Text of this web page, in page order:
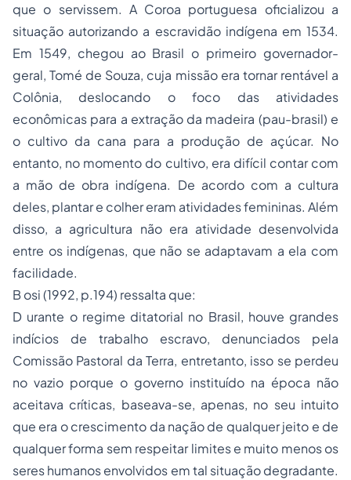
que o servissem. A Coroa portuguesa oficializou a
situação autorizando a escravidão indígena em 1534.
Em 1549, chegou ao Brasil o primeiro governador-
geral, Tomé de Souza, cuja missão era tornar rentável a
Colônia, deslocando o foco das atividades
econômicas para a extração da madeira (pau-brasil) e
o cultivo da cana para a produção de açúcar. No
entanto, no momento do cultivo, era difícil contar com
a mão de obra indígena. De acordo com a cultura
deles, plantar e colher eram atividades femininas. Além
disso, a agricultura não era atividade desenvolvida
entre os indígenas, que não se adaptavam a ela com
facilidade.
B osi (1992, p.194) ressalta que:
D urante o regime ditatorial no Brasil, houve grandes
indícios de trabalho escravo, denunciados pela
Comissão Pastoral da Terra, entretanto, isso se perdeu
no vazio porque o governo instituído na época não
aceitava críticas, baseava-se, apenas, no seu intuito
que era o crescimento da nação de qualquer jeito e de
qualquer forma sem respeitar limites e muito menos os
seres humanos envolvidos em tal situação degradante.